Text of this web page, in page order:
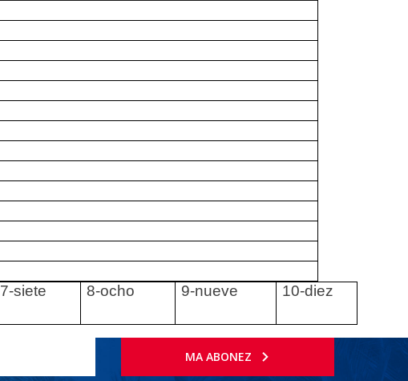
7-siete 8-ocho 9-nueve 10-diez
MA ABONEZ